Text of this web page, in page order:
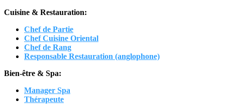
Cuisine & Restauration:
Chef de Partie
Chef Cuisine Oriental
Chef de Rang
Responsable Restauration (anglophone)
Bien-être & Spa:
Manager Spa
Thérapeute